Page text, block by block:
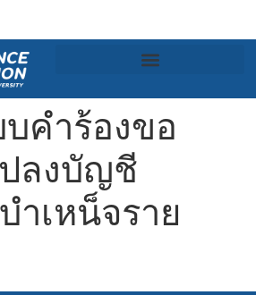
คำร้องขอ
ลงบัญชี
เหน็จราย